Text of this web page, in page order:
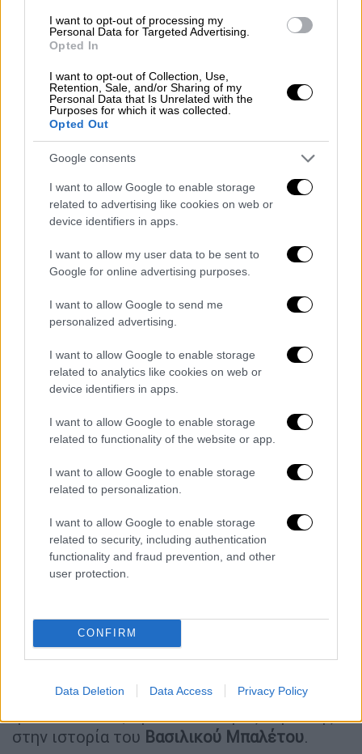
I want to opt-out of processing my
Personal Data for Targeted Advertising.
Opted In
I want to opt-out of Collection, Use,
Retention, Sale, and/or Sharing of my
Personal Data that Is Unrelated with the
Purposes for which it was collected.
Opted Out
Google consents
I want to allow Google to enable storage
related to advertising like cookies on web or
device identifiers in apps.
I want to allow my user data to be sent to
Google for online advertising purposes.
I want to allow Google to send me
personalized advertising.
I want to allow Google to enable storage
related to analytics like cookies on web or
device identifiers in apps.
I want to allow Google to enable storage
related to functionality of the website or app.
I want to allow Google to enable storage
related to personalization.
I want to allow Google to enable storage
related to security, including authentication
functionality and fraud prevention, and other
user protection.
CONFIRM
Data Deletion Data Access Privacy Policy
με σαφήνεια γιατί σκοπεύει να εγκαταλείψει
Ρωσία.
Το περασμένο καλοκαίρι, ωστόσο, σε βίντεο
ανήρτησεστα μέσα κοινωνικής
δικτύωσης, υποστήριξε ότι τον
παρακολουθούν και φοβάται για την
ασφάλεια
περασμένη εβδομάδα αντικαταστάθηκε ως
επικεφαλής του θεάτρου όπερας και
μπαλέτου στη Σεβαστούπολη, στην
προσαρτημένη από τηνΟυκρανίαχερσόνησο
της Κριμαίας, σύμφωνα με το κρατικό
πρακτορείο Ria Novosti.
Sergei Polunin dancing at benefit for
#danceeducation tonight
@DizzyFeetTweetHeart Stopping
Beauty#SergeiPolunin
pic.twitter.com/bsH63bxdyn
September 11, 2016
Η ακλόνητη υποστήριξη στον Πούτιν
Έχοντας το παρατσούκλι το «κακό παιδί του
μπαλέτου» για τις
παθιασμένες
Βρετανικό Βασιλικό Μπαλέτο το 2012, αφού
προήχθη σε πρώτο χορευτή. Στο Λονδίνο
Βασιλική Σχολή Μπαλέτουκαι το 2009, σε
στην ιστορία του Βασιλικού Μπαλέτου.